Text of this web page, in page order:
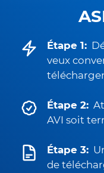
Étape 1:
veux
Étape 2:
AVI soit
Étape 3:
de